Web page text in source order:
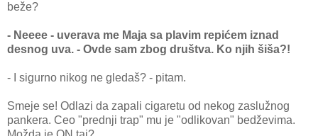
beže?
- Neeee - uverava me Maja sa plavim repićem iznad
desnog uva. - Ovde sam zbog društva. Ko njih šiša?!
- I sigurno nikog ne gledaš? - pitam.
Smeje se! Odlazi da zapali cigaretu od nekog zaslužnog
pankera. Ceo "prednji trap" mu je "odlikovan" bedževima.